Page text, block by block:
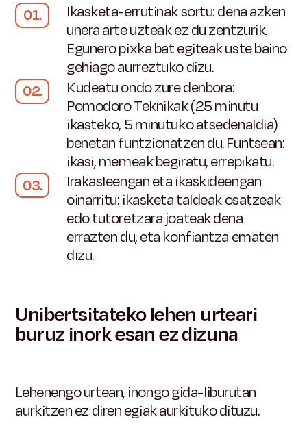
Ikasketa-errutinak sortu:dena azken
unera arte uzteak ez du zentzurik.
Egunero pixka bat egiteak uste baino
gehiago aurreztuko dizu.
Kudeatu ondo zure denbora:
Pomodoro Teknikak (25 minutu
ikasteko, 5 minutuko atsedenaldia)
benetan funtzionatzen du. Funtsean:
ikasi, memeak begiratu, errepikatu.
Irakasleengan eta ikaskideengan
oinarritu: ikasketa taldeak osatzeak
edo tutoretzara joateak dena
errazten du, eta konfiantza ematen
dizu.
Unibertsitateko lehen urteari
buruz inork esan ez dizuna
Lehenengo urtean, inongo gida-liburutan
aurkitzen ez diren egiak aurkituko dituzu.